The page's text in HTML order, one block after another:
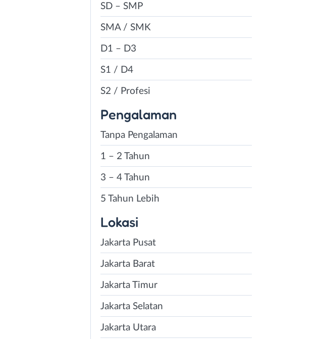
SD – SMP
SMA / SMK
D1 – D3
S1 / D4
S2 / Profesi
Pengalaman
Tanpa Pengalaman
1 – 2 Tahun
3 – 4 Tahun
5 Tahun Lebih
Lokasi
Jakarta Pusat
Jakarta Barat
Jakarta Timur
Jakarta Selatan
Jakarta Utara